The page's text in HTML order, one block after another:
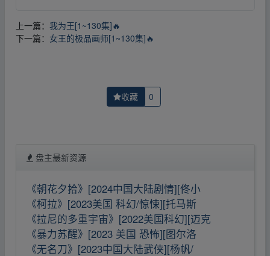
上一篇： 我为王[1~130集]🔥
下一篇： 女王的极品画师[1~130集]🔥
收藏 0
盘主最新资源
《朝花夕拾》[2024中国大陆剧情][佟小
《柯拉》[2023美国 科幻/惊悚][托马斯
《拉尼的多重宇宙》[2022美国科幻][迈克
《暴力苏醒》[2023 美国 恐怖][图尔洛
《无名刀》[2023中国大陆武侠][杨帆/